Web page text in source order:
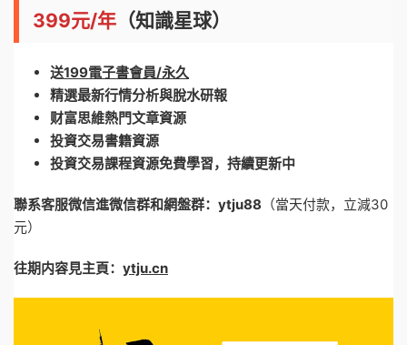
399元/年 （知識星球）
送199電子書會員/永久
精選最新行情分析與脫水研報
财富思維熱門文章資源
投資交易書籍資源
投資交易課程資源免費學習，持續更新中
聯系客服微信進微信群和網盤群：ytju88 （當天付款，立減30
元）
往期内容見主頁： ytju.cn